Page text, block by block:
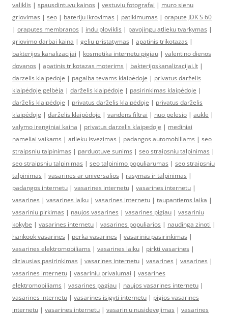
valiklis | spausdintuvu kainos | vestuviu fotografai | muro sienu
griovimas | seo | bateriju ikrovimas | patikimumas | orapute JDK S 60
| oraputes membranos | indu ploviklis | pavojingu atlieku tvarkymas |
griovimo darbai kaina | geliu pristatymas | apatinis trikotazas |
bakterijos kanalizacijai | kosmetika internetu pigiau | valentino dienos
dovanos | apatinis trikotazas moterims | bakterijoskanalizacijai.lt |
darzelis klaipedoje | pagalba tėvams klaipėdoje | privatus darželis
klaipėdoje gelbėja | darželis klaipėdoje | pasirinkimas klaipėdoje |
darželis klaipėdoje | privatus darželis klaipėdoje | privatus darželis
klaipėdoje | darželis klaipėdoje | vandens filtrai | nuo pelesio | aukle |
valymo irenginiai kaina | privatus darzelis klaipedoje | mediniai
nameliai vaikams | atlieku isvezimas | padangos automobiliams | seo
straipsniu talpinimas | parduotuve sunims | seo straipsniu talpinimas |
seo straipsniu talpinimas | seo talpinimo populiarumas | seo straipsniu
talpinimas | vasarines ar universalios | rasymas ir talpinimas |
padangos internetu | vasarines internetu | vasarines internetu |
vasarines | vasarines laiku | vasarines internetu | taupantiems laika |
vasariniu pirkimas | naujos vasarines | vasarines pigiau | vasariniu
kokybe | vasarines internetu | vasarines populiarios | naudinga zinoti |
hankook vasarines | perka vasarines | vasariniu pasirinkimas |
vasarines elektromobiliams | vasarines laiku | pirkti vasarines |
diziausias pasirinkimas | vasarines internetu | vasarines | vasarines |
vasarines internetu | vasariniu privalumai | vasarines
elektromobiliams | vasarines pagiau | naujos vasarines internetu |
vasarines internetu | vasarines isigyti internetu | pigios vasarines
internetu | vasarines internetu | vasariniu nusidevejimas | vasarines